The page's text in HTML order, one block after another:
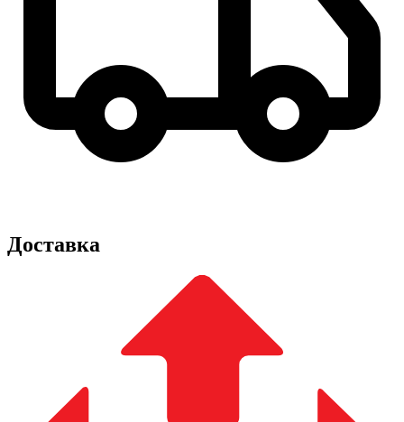
Доставка